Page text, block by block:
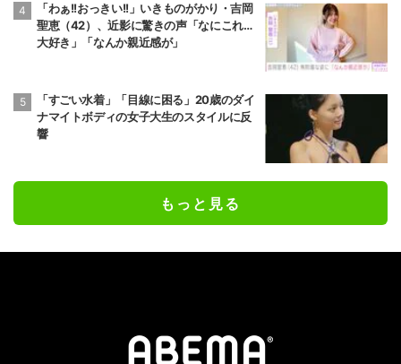
「わぁ!!おっきい!!」いきものがかり・吉岡
聖恵（42）、近影に驚きの声「なにこれ…
大好き」「なんか親近感が」
「すごい水着」「目線に困る」20歳のダイ
ナマイトボディの女子大生のスタイルに反
響
もっと見る